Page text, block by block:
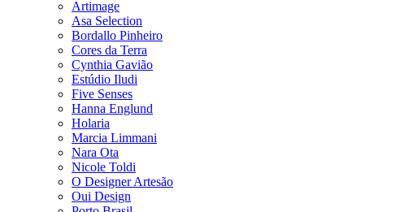
Artimage
Asa Selection
Bordallo Pinheiro
Cores da Terra
Cynthia Gavião
Estúdio Iludi
Five Senses
Hanna Englund
Holaria
Marcia Limmani
Nara Ota
Nicole Toldi
O Designer Artesão
Oui Design